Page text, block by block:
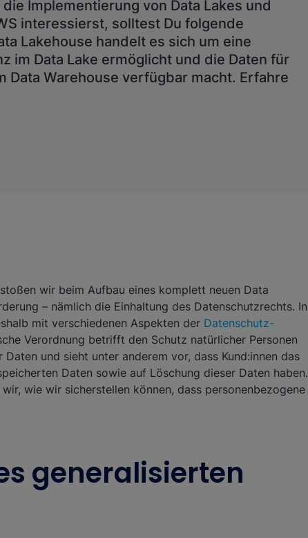
Implementierung von Data Lakes und
interessierst, solltest Du folgende
Lakehouse handelt es sich um eine
im Data Lake ermöglicht und die Daten für
Warehouse verfügbar macht. Erfahre
wir beim Aufbau eines komplett neuen Data
– nämlich die Einhaltung des Datenschutzrechts. In
mit verschiedenen Aspekten der Datenschutz-
Verordnung betrifft den Schutz natürlicher Personen
und sieht unter anderem vor, dass Kund:innen das
Daten sowie auf Löschung dieser Daten haben.
wie wir sicherstellen können, dass personenbezogene
generalisierten